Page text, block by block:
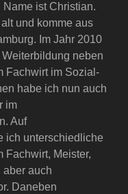
Name ist Christian.
und komme aus
Im Jahr 2010
neben
Fachwirt im Sozial-
habe ich nun auch
im
Auf
ich unterschiedliche
Fachwirt, Meister,
aber auch
Daneben